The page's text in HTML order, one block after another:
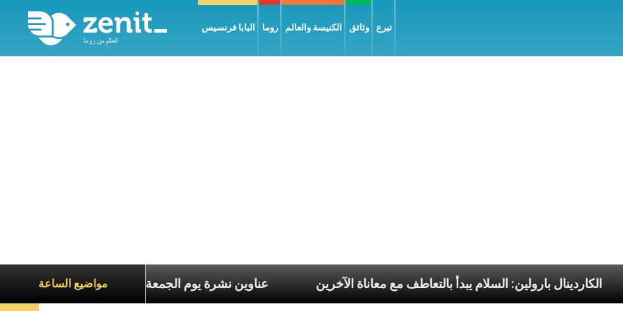
البابا فرنسيس روما الكنيسة والعالم وثائق تبرع
مواضيع الساعة
عناوين نشرة يوم الجمعة 7 آب 2026: السلام يُبنى بصبر يومًا بعد يوم الكاردينال بارولين: السلام يبدأ بالتعاطف مع معاناة الآخرين الرسوليّة